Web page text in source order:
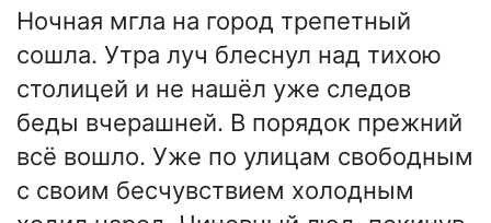
Ночная мгла на город трепетный
сошла. Утра луч блеснул над тихою
столицей и не нашёл уже следов
беды вчерашней. В порядок прежний
всё вошло. Уже по улицам свободным
с своим бесчувствием холодным